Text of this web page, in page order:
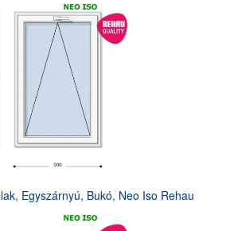
Egyszárnyú, Bukó, Neo Iso Rehau